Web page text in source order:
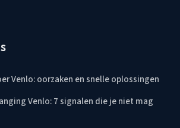
Venlo: oorzaken en snelle oplossingen
Venlo: 7 signalen die je niet mag